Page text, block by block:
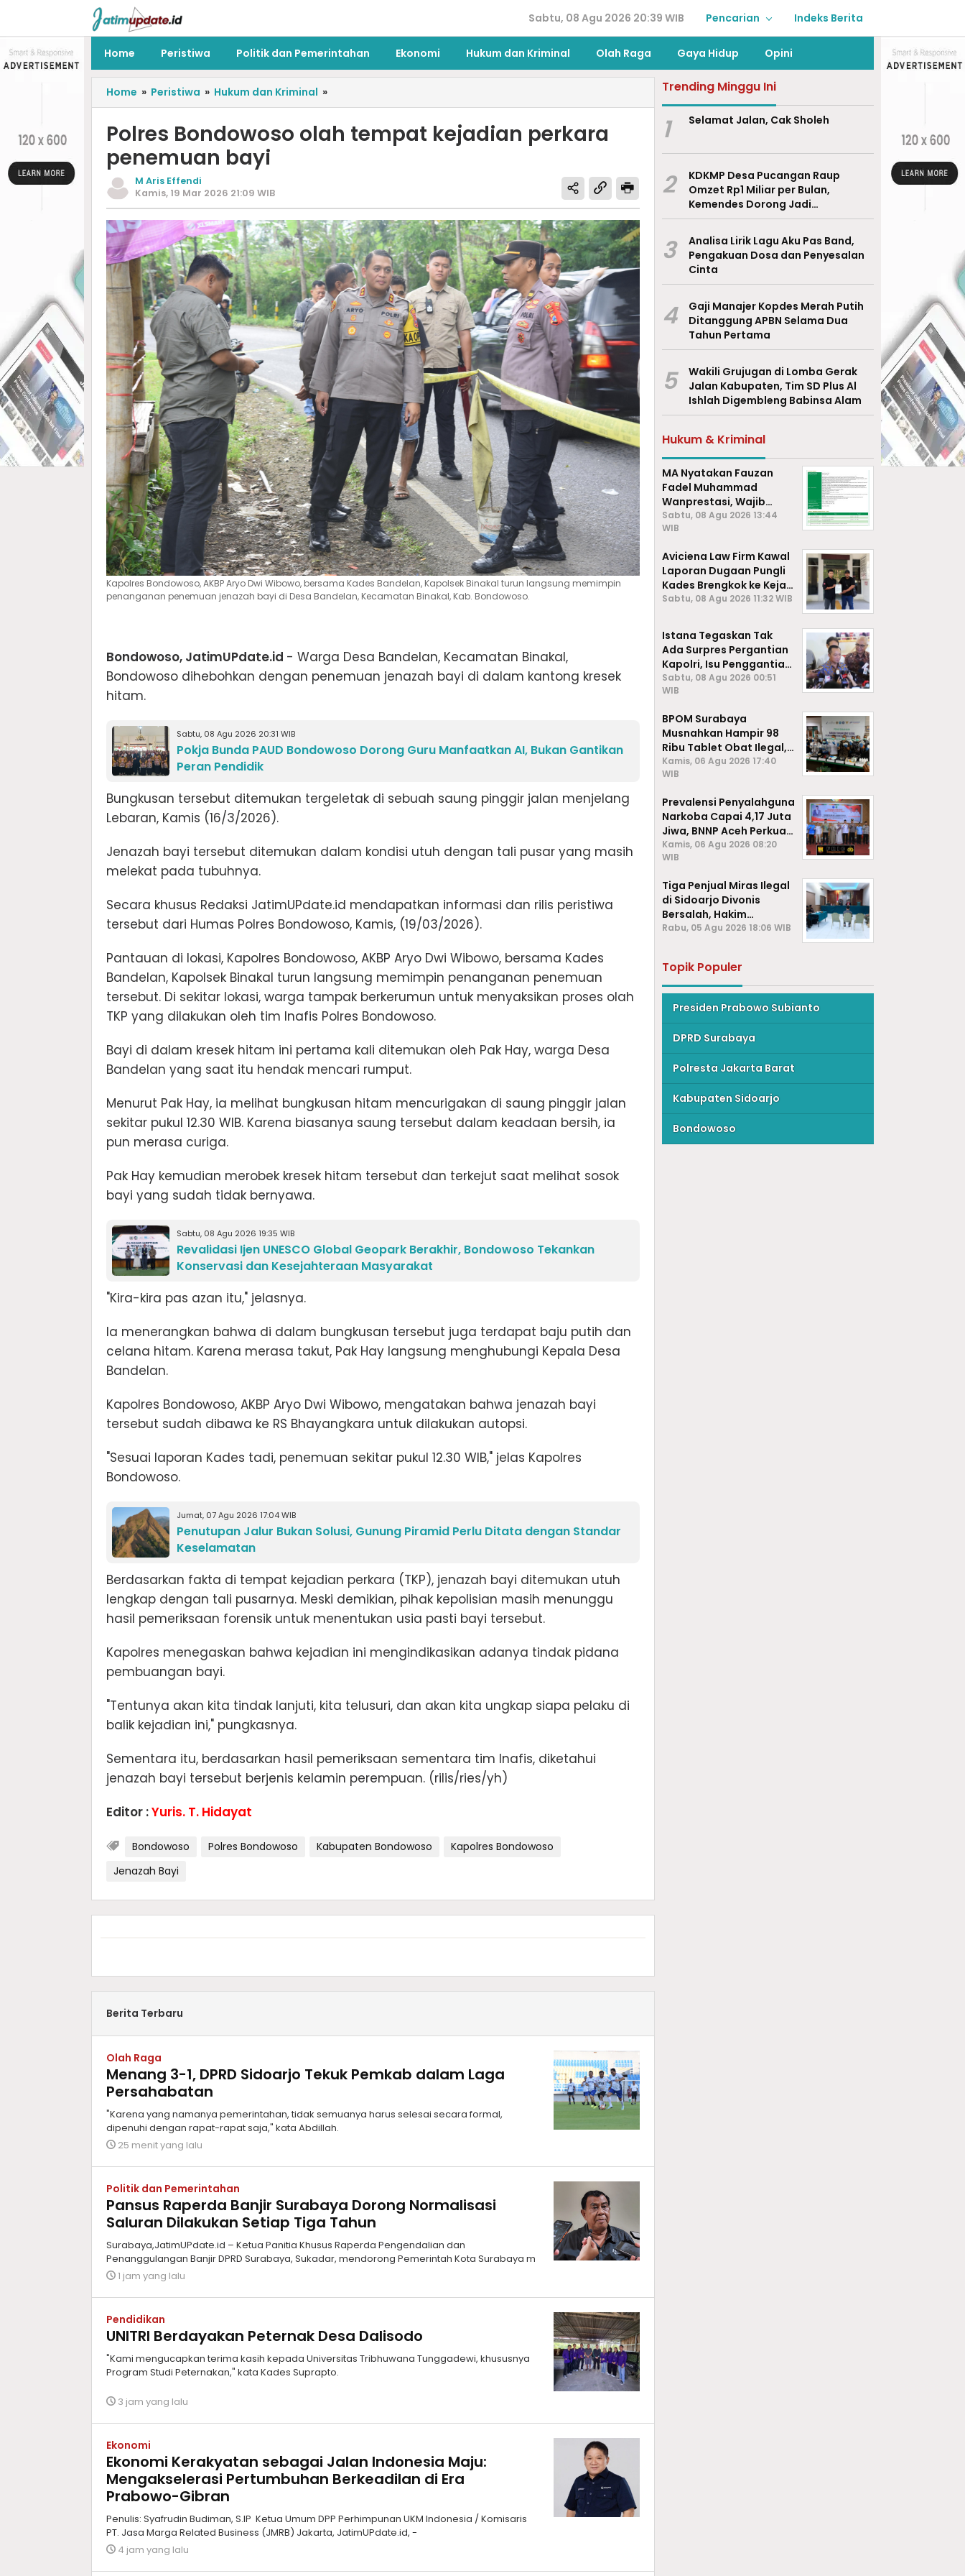
Sabtu, 08 Agu 2026 20:39 WIB Pencarian Indeks Berita
Home Peristiwa Politik dan Pemerintahan Ekonomi Hukum dan Kriminal Olah Raga Gaya Hidup Opini
Home » Peristiwa » Hukum dan Kriminal »
Polres Bondowoso olah tempat kejadian perkara
penemuan bayi
M Aris Effendi
Kamis, 19 Mar 2026 21:09 WIB
Kapolres Bondowoso, AKBP Aryo Dwi Wibowo, bersama Kades Bandelan, Kapolsek Binakal turun langsung memimpin
penanganan penemuan jenazah bayi di Desa Bandelan, Kecamatan Binakal, Kab. Bondowoso.
Bondowoso, JatimUPdate.id - Warga Desa Bandelan, Kecamatan Binakal,
Bondowoso dihebohkan dengan penemuan jenazah bayi di dalam kantong kresek
hitam.
Sabtu, 08 Agu 2026 20:31 WIB
Pokja Bunda PAUD Bondowoso Dorong Guru Manfaatkan AI, Bukan Gantikan
Peran Pendidik
Bungkusan tersebut ditemukan tergeletak di sebuah saung pinggir jalan menjelang
Lebaran, Kamis (16/3/2026).
​Jenazah bayi tersebut ditemukan dalam kondisi utuh dengan tali pusar yang masih
melekat pada tubuhnya.
Secara khusus Redaksi JatimUPdate.id mendapatkan informasi dan rilis peristiwa
tersebut dari Humas Polres Bondowoso, Kamis, (19/03/2026).
​Pantauan di lokasi, Kapolres Bondowoso, AKBP Aryo Dwi Wibowo, bersama Kades
Bandelan, Kapolsek Binakal turun langsung memimpin penanganan penemuan
tersebut. Di sekitar lokasi, warga tampak berkerumun untuk menyaksikan proses olah
TKP yang dilakukan oleh tim Inafis Polres Bondowoso.
​Bayi di dalam kresek hitam ini pertama kali ditemukan oleh Pak Hay, warga Desa
Bandelan yang saat itu hendak mencari rumput.
​Menurut Pak Hay, ia melihat bungkusan hitam mencurigakan di saung pinggir jalan
sekitar pukul 12.30 WIB. Karena biasanya saung tersebut dalam keadaan bersih, ia
pun merasa curiga.
​Pak Hay kemudian merobek kresek hitam tersebut dan terkejut saat melihat sosok
bayi yang sudah tidak bernyawa.
Sabtu, 08 Agu 2026 19:35 WIB
Revalidasi Ijen UNESCO Global Geopark Berakhir, Bondowoso Tekankan
Konservasi dan Kesejahteraan Masyarakat
​"Kira-kira pas azan itu," jelasnya.
​Ia menerangkan bahwa di dalam bungkusan tersebut juga terdapat baju putih dan
celana hitam. Karena merasa takut, Pak Hay langsung menghubungi Kepala Desa
Bandelan.
​Kapolres Bondowoso, AKBP Aryo Dwi Wibowo, mengatakan bahwa jenazah bayi
tersebut sudah dibawa ke RS Bhayangkara untuk dilakukan autopsi.
​"Sesuai laporan Kades tadi, penemuan sekitar pukul 12.30 WIB," jelas Kapolres
Bondowoso.
Jumat, 07 Agu 2026 17:04 WIB
Penutupan Jalur Bukan Solusi, Gunung Piramid Perlu Ditata dengan Standar
Keselamatan
​Berdasarkan fakta di tempat kejadian perkara (TKP), jenazah bayi ditemukan utuh
lengkap dengan tali pusarnya. Meski demikian, pihak kepolisian masih menunggu
hasil pemeriksaan forensik untuk menentukan usia pasti bayi tersebut.
​Kapolres menegaskan bahwa kejadian ini mengindikasikan adanya tindak pidana
pembuangan bayi.
​"Tentunya akan kita tindak lanjuti, kita telusuri, dan akan kita ungkap siapa pelaku di
balik kejadian ini," pungkasnya.
​Sementara itu, berdasarkan hasil pemeriksaan sementara tim Inafis, diketahui
jenazah bayi tersebut berjenis kelamin perempuan. (rilis/ries/yh)
Editor :Yuris. T. Hidayat
Bondowoso Polres Bondowoso Kabupaten Bondowoso
Kapolres Bondowoso
Jenazah Bayi
Berita Terbaru
Olah Raga
Menang 3-1, DPRD Sidoarjo Tekuk Pemkab dalam Laga
Persahabatan
"Karena yang namanya pemerintahan, tidak semuanya harus selesai secara formal,
dipenuhi dengan rapat-rapat saja," kata Abdillah.
25 menit yang lalu
Politik dan Pemerintahan
Pansus Raperda Banjir Surabaya Dorong Normalisasi
Saluran Dilakukan Setiap Tiga Tahun
Surabaya,JatimUPdate.id – Ketua Panitia Khusus Raperda Pengendalian dan
Penanggulangan Banjir DPRD Surabaya, Sukadar, mendorong Pemerintah Kota Surabaya m
1 jam yang lalu
Pendidikan
UNITRI Berdayakan Peternak Desa Dalisodo
"Kami mengucapkan terima kasih kepada Universitas Tribhuwana Tunggadewi, khususnya
Program Studi Peternakan," kata Kades Suprapto.
3 jam yang lalu
Ekonomi
Ekonomi Kerakyatan sebagai Jalan Indonesia Maju:
Mengakselerasi Pertumbuhan Berkeadilan di Era
Prabowo-Gibran
Penulis: Syafrudin Budiman, S.IP Ketua Umum DPP Perhimpunan UKM Indonesia / Komisaris
PT. Jasa Marga Related Business (JMRB) Jakarta, JatimUPdate.id, -
4 jam yang lalu
Trending Minggu Ini
1 Selamat Jalan, Cak Sholeh
2
KDKMP Desa Pucangan Raup
Omzet Rp1 Miliar per Bulan,
Kemendes Dorong Jadi
Percontohan Nasional
3
Analisa Lirik Lagu Aku Pas Band,
Pengakuan Dosa dan Penyesalan
Cinta
4
Gaji Manajer Kopdes Merah Putih
Ditanggung APBN Selama Dua
Tahun Pertama
5
Wakili Grujugan di Lomba Gerak
Jalan Kabupaten, Tim SD Plus Al
Ishlah Digembleng Babinsa Alam
Hukum & Kriminal
MA Nyatakan Fauzan
Fadel Muhammad
Wanprestasi, Wajib
Bayar Rp2,085 Miliar
Sabtu, 08 Agu 2026 13:44
WIB
Aviciena Law Firm Kawal
Laporan Dugaan Pungli
Kades Brengkok ke Kejari
Lamongan
Sabtu, 08 Agu 2026 11:32 WIB
Istana Tegaskan Tak
Ada Surpres Pergantian
Kapolri, Isu Penggantian
Listyo Sigit Dipastikan
Hoaks
Sabtu, 08 Agu 2026 00:51
WIB
BPOM Surabaya
Musnahkan Hampir 98
Ribu Tablet Obat Ilegal,
Cegah Penyalahgunaan
di Kalangan Pelajar
Kamis, 06 Agu 2026 17:40
WIB
Prevalensi Penyalahguna
Narkoba Capai 4,17 Juta
Jiwa, BNNP Aceh Perkuat
P4GN di Subulussalam
Kamis, 06 Agu 2026 08:20
WIB
Tiga Penjual Miras Ilegal
di Sidoarjo Divonis
Bersalah, Hakim
Jatuhkan Denda hingga
Rabu, 05 Agu 2026 18:06 WIB
Topik Populer
Presiden Prabowo Subianto
DPRD Surabaya
Polresta Jakarta Barat
Kabupaten Sidoarjo
Bondowoso